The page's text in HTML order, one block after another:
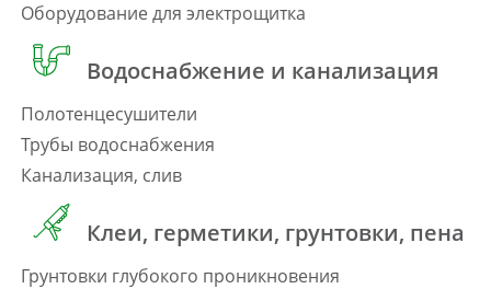
Оборудование для электрощитка
Водоснабжение и канализация
Полотенцесушители
Трубы водоснабжения
Канализация, слив
Клеи, герметики, грунтовки, пена
Грунтовки глубокого проникновения